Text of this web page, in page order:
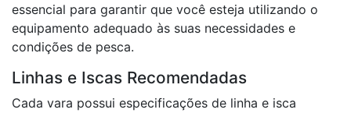
essencial para garantir que você esteja utilizando o
equipamento adequado às suas necessidades e
condições de pesca.
Linhas e Iscas Recomendadas
Cada vara possui especificações de linha e isca